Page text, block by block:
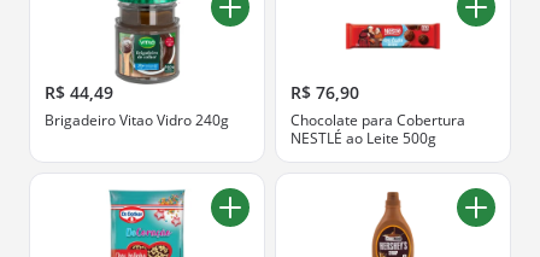
R$ 44,49
Brigadeiro Vitao Vidro 240g
R$ 76,90
Chocolate para Cobertura
NESTLÉ ao Leite 500g